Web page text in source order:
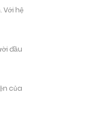
hệ
đầu
của